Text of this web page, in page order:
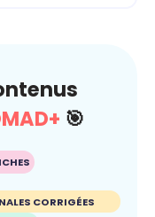
🎯
CORRIGÉES